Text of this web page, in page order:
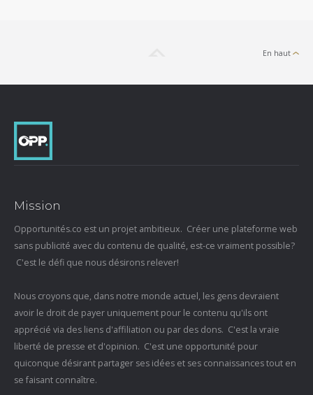
En haut
Mission
Opportunités.co est un projet ambitieux. Créer une plateforme web
sans publicité avec du contenu de qualité, est-ce vraiment possible?
C'est le défi que nous désirons relever!
Nous croyons que, dans notre monde actuel, les gens devraient
avoir le droit de payer uniquement pour le contenu qu'ils ont
apprécié via des liens d'affiliation ou par des dons. C'est la vraie
liberté de presse et d'opinion. C'est une opportunité pour
quiconque désirant partager ses idées et ses connaissances tout en
se faisant connaître.